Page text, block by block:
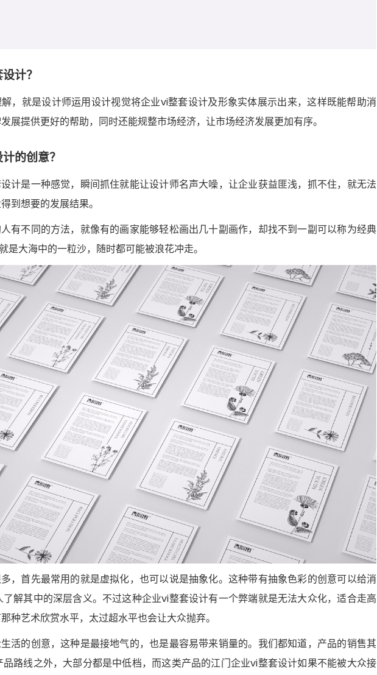
计？
，就是设计师运用设计视觉将企业vi整套设计及形象实体展示出来，这样既能帮助消
展提供更好的帮助，同时还能规整市场经济，让市场经济发展更加有序。
的创意？
计是一种感觉，瞬间抓住就能让设计师名声大噪，让企业获益匪浅，抓不住，就无法
到想要的发展结果。
有不同的方法，就像有的画家能够轻松画出几十副画作，却找不到一副可以称为经典
大海中的一粒沙，随时都可能被浪花冲走。
，首先最常用的就是虚拟化，也可以说是抽象化。这种带有抽象色彩的创意可以给消
解其中的深层含义。不过这种企业vi整套设计有一个弊端就是无法大众化，适合走高
种艺术欣赏水平，太过超水平也会让大众抛弃。
活的创意，这种是最接地气的，也是最容易带来销量的。我们都知道，产品的销售其
路线之外，大部分都是中低档，而这类产品的江门企业vi整套设计如果不能被大众接